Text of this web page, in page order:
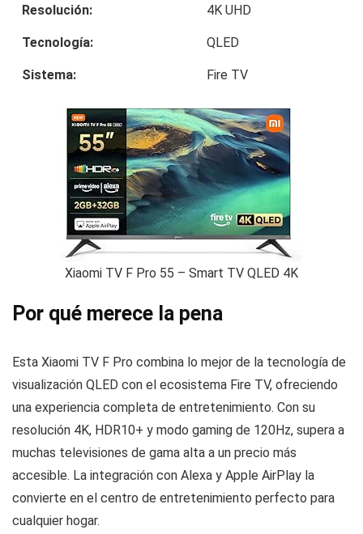
Resolución: 4K UHD
Tecnología: QLED
Sistema: Fire TV
Xiaomi TV F Pro 55 – Smart TV QLED 4K
Por qué merece la pena
Esta Xiaomi TV F Pro combina lo mejor de la tecnología de
visualización QLED con el ecosistema Fire TV, ofreciendo
una experiencia completa de entretenimiento. Con su
resolución 4K, HDR10+ y modo gaming de 120Hz, supera a
muchas televisiones de gama alta a un precio más
accesible. La integración con Alexa y Apple AirPlay la
convierte en el centro de entretenimiento perfecto para
cualquier hogar.